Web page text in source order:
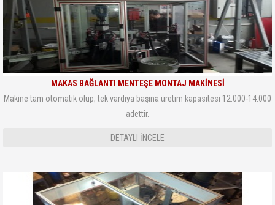
MAKAS BAĞLANTI MENTEŞE MONTAJ MAKİNESİ
Makine tam otomatik olup; tek vardiya başına üretim kapasitesi 12.000-14.000
adettir.
DETAYLI INCELE